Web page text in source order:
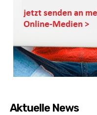
Aktuelle News